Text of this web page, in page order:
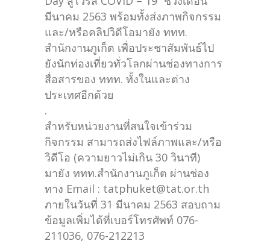
มีนาคม 2563 พร้อมทั้งส่งภาพกิจกรรม
และ/หรือคลิปวิดีโอมายัง ททท.
สำนักงานภูเก็ต เพื่อประชาสัมพันธ์ไป
ยังนักท่องเที่ยวทั่วโลกผ่านช่องทางการ
สื่อสารของ ททท. ทั้งในและต่าง
ประเทศอีกด้วย
.
สำหรับหน่วยงานที่สนใจเข้าร่วม
กิจกรรม สามารถส่งไฟล์ภาพและ/หรือ
วิดีโอ (ความยาวไม่เกิน 30 วินาที)
มายัง ททท.สำนักงานภูเก็ต ผ่านช่อง
ทาง Email : tatphuket@tat.or.th
ภายในวันที่ 31 มีนาคม 2563 สอบถาม
ข้อมูลเพิ่มได้ที่เบอร์โทรศัพท์ 076-
211036, 076-212213